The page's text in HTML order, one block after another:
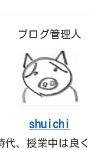
ブログ管理人
shuichi
代、授業中は良